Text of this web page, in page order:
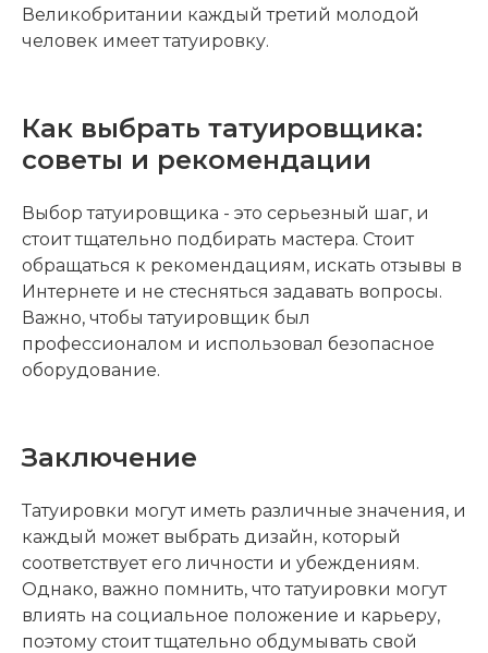
Великобритании каждый третий молодой
человек имеет татуировку.
Как выбрать татуировщика:
советы и рекомендации
Выбор татуировщика - это серьезный шаг, и
стоит тщательно подбирать мастера. Стоит
обращаться к рекомендациям, искать отзывы в
Интернете и не стесняться задавать вопросы.
Важно, чтобы татуировщик был
профессионалом и использовал безопасное
оборудование.
Заключение
Татуировки могут иметь различные значения, и
каждый может выбрать дизайн, который
соответствует его личности и убеждениям.
Однако, важно помнить, что татуировки могут
влиять на социальное положение и карьеру,
поэтому стоит тщательно обдумывать свой